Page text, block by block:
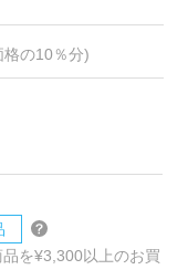
格の10％分)
品を¥3,300以上のお買